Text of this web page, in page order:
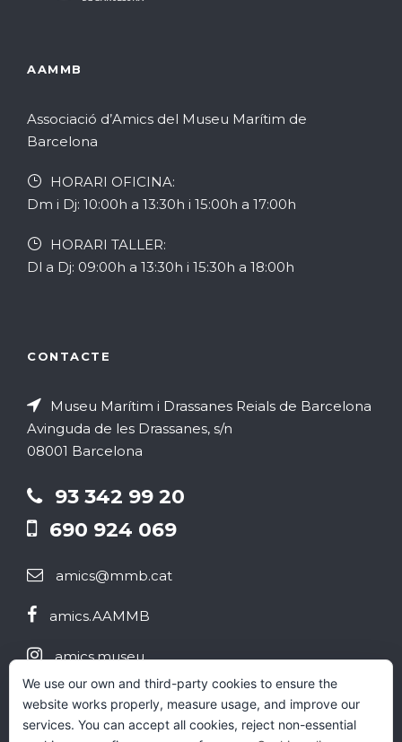
AAMMB
Associació d’Amics del Museu Marítim de
Barcelona
HORARI OFICINA:
Dm i Dj: 10:00h a 13:30h i 15:00h a 17:00h
HORARI TALLER:
Dl a Dj: 09:00h a 13:30h i 15:30h a 18:00h
CONTACTE
Museu Marítim i Drassanes Reials de Barcelona
Avinguda de les Drassanes, s/n
08001 Barcelona
93 342 99 20
690 924 069
amics@mmb.cat
amics.AAMMB
amics.museu
@aammb
We use our own and third-party cookies to ensure the
website works properly, measure usage, and improve our
services. You can accept all cookies, reject non-essential